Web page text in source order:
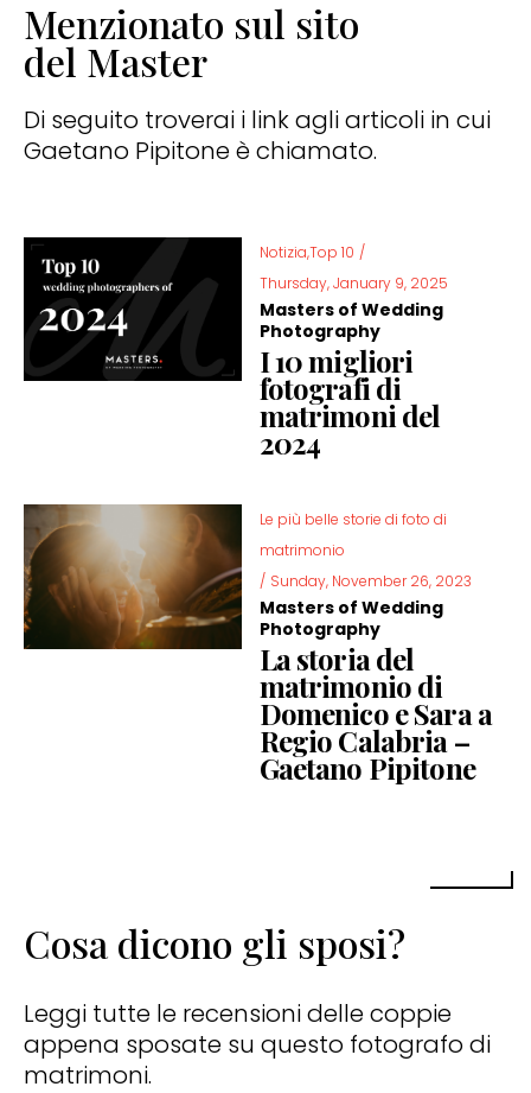
Menzionato sul sito
del Master
Di seguito troverai i link agli articoli in cui
Gaetano Pipitone è chiamato.
Notizia,Top 10 /
Thursday, January 9, 2025
Masters of Wedding
Photography
I 10 migliori
fotografi di
matrimoni del
2024
Le più belle storie di foto di
matrimonio
/ Sunday, November 26, 2023
Masters of Wedding
Photography
La storia del
matrimonio di
Domenico e Sara a
Regio Calabria –
Gaetano Pipitone
Cosa dicono gli sposi?
Leggi tutte le recensioni delle coppie
appena sposate su questo fotografo di
matrimoni.